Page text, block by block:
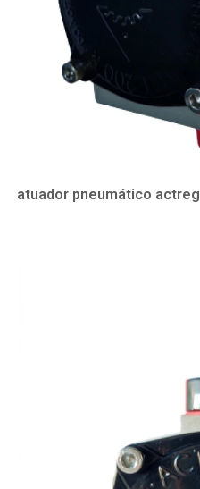
atuador pneumático actreg